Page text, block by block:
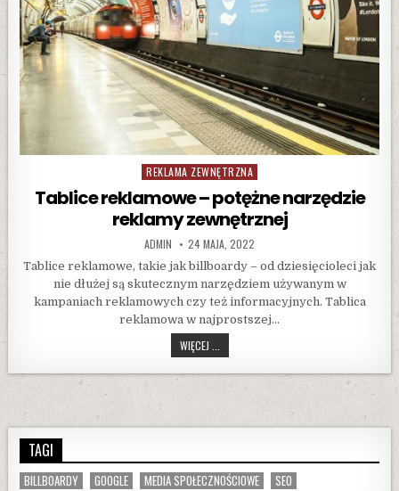
Posted
REKLAMA ZEWNĘTRZNA
Tablice reklamowe – potężne narzędzie
reklamy zewnętrznej
AUTHOR:
ADMIN PUBLISHED
DATE:
24 MAJA, 2022
Tablice reklamowe, takie jak billboardy – od dziesięcioleci jak
nie dłużej są skutecznym narzędziem używanym w
kampaniach reklamowych czy też informacyjnych. Tablica
reklamowa w najprostszej…
WIĘCEJ ...
REKLAMOWE
–
POTĘŻNE
TAGI
BILLBOARDY GOOGLE MEDIA SPOŁECZNOŚCIOWE
SEO